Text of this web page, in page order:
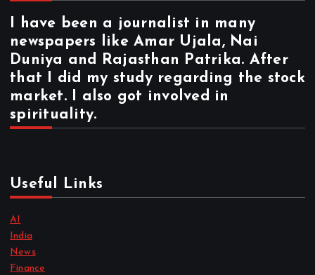
I have been a journalist in many
newspapers like Amar Ujala, Nai
Duniya and Rajasthan Patrika. After
that I did my study regarding the stock
market. I also got involved in
spirituality.
Useful Links
AI
India
News
Finance